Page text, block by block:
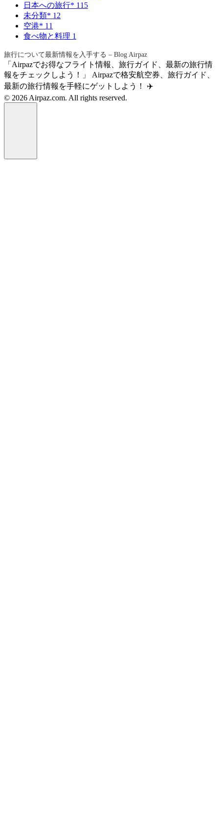
日本への旅行* 115
未分類* 12
空港* 11
食べ物と料理 1
旅行について最新情報を入手する – Blog Airpaz
「Airpazでお得なフライト情報、旅行ガイド、最新の旅行情
報をチェックしよう！」 Airpazで格安航空券、旅行ガイド、
最新の旅行情報を手軽にゲットしよう！ ✈️
© 2026 Airpaz.com. All rights reserved.